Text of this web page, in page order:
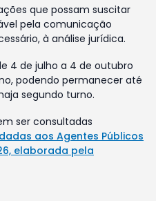
que possam suscitar
pela comunicação
à análise jurídica.
4 de julho a 4 de outubro
podendo permanecer até
segundo turno.
ser consultadas
aos Agentes Públicos
elaborada pela